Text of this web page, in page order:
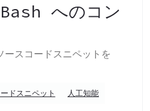
へのコン
スコードスニペットを
ードスニペット
人工知能